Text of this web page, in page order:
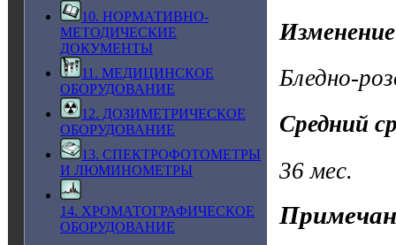
10. НОРМАТИВНО-
МЕТОДИЧЕСКИЕ
ДОКУМЕНТЫ
11. МЕДИЦИНСКОЕ
ОБОРУДОВАНИЕ
12. ДОЗИМЕТРИЧЕСКОЕ
ОБОРУДОВАНИЕ
13. СПЕКТРОФОТОМЕТРЫ
И ЛЮМИНОМЕТРЫ
14. ХРОМАТОГРАФИЧЕСКОЕ
ОБОРУДОВАНИЕ
Бледно-
Средний
36 мес.